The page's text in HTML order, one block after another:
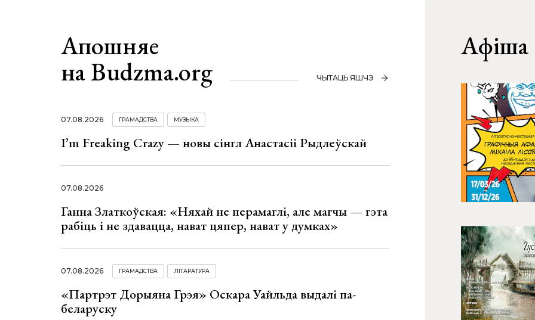
Апошняе
на Budzma.org
ЧЫТАЦЬ ЯШЧЭ
07.08.2026 ГРАМАДСТВА МУЗЫКА
I’m Freaking Crazy — новы сінгл Анастасіі Рыдлеўскай
07.08.2026
Ганна Златкоўская: «Няхай не перамаглі, але магчы — гэта
рабіць і не здавацца, нават цяпер, нават у думках»
07.08.2026 ГРАМАДСТВА ЛІТАРАТУРА
«Партрэт Дорыяна Грэя» Оскара Уайльда выдалі па-
беларуску
Афіша